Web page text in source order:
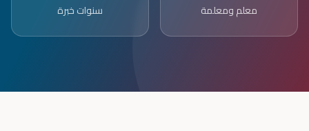
معلم ومعلمة سنوات خبرة